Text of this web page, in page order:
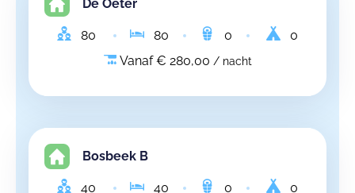
De Oeter
80 80 0
0
Vanaf € 280,00 / nacht
Bosbeek B
40 40 0
0